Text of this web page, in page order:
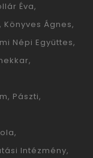
Éva
Könyves Ágnes
Népi Együttes
Pászti
Intézmény